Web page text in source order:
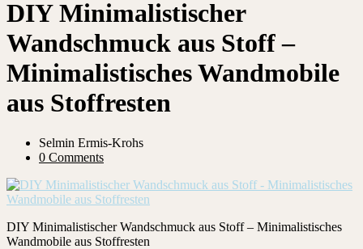
DIY Minimalistischer
Wandschmuck aus Stoff –
Minimalistisches Wandmobile
aus Stoffresten
Selmin Ermis-Krohs
0 Comments
DIY Minimalistischer Wandschmuck aus Stoff – Minimalistisches
Wandmobile aus Stoffresten